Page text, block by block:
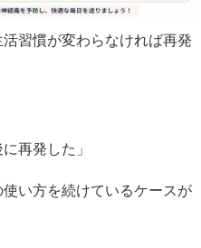
習慣が変わらなければ再発
再発した」
い方を続けているケースが